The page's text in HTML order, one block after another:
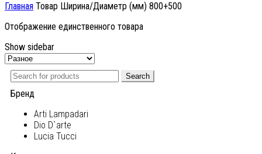
Главная Товар Ширина/Диаметр (мм) 800+500
Отображение единственного товара
Show sidebar
Search
Бренд
Arti Lampadari
Dio D`arte
Lucia Tucci